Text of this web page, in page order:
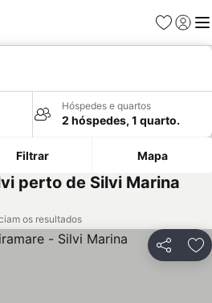
Favoritos
Iniciar
Hóspedes e quartos
2 hóspedes, 1 quarto.
Filtrar Mapa
perto de Silvi Marina
os resultados
Partilhar